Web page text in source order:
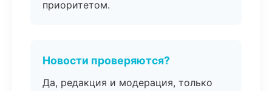
приоритетом.
Новости проверяются?
Да, редакция и модерация, только